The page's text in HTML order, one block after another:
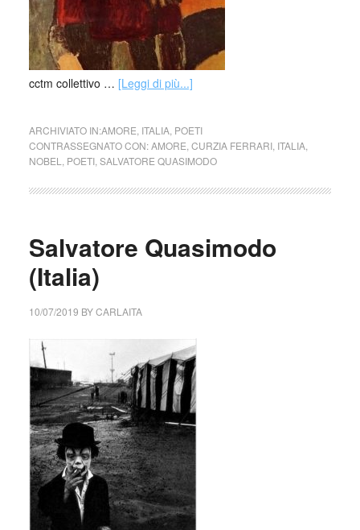
cctm collettivo … [Leggi di più...]
ARCHIVIATO IN:AMORE ITALIA, POETI
CONTRASSEGNATO CON:AMORE CURZIA FERRARI, ITALIA,
NOBEL
POETI, SALVATORE QUASIMODO
Salvatore Quasimodo
(Italia)
10/07/2019 BYCARLAITA